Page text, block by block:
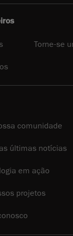
Torne-se
comunidade
últimas notícias
em ação
projetos